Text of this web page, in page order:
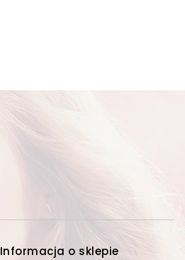
Informacja o sklepie